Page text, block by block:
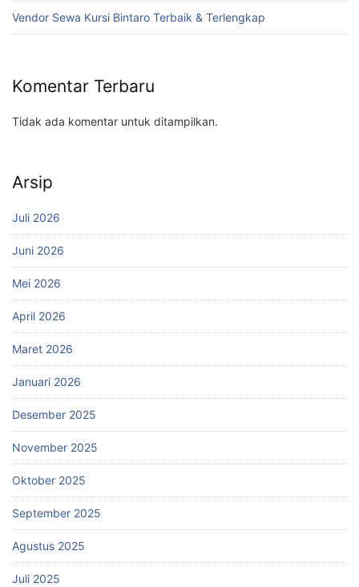
Vendor Sewa Kursi Bintaro Terbaik & Terlengkap
Komentar Terbaru
Tidak ada komentar untuk ditampilkan.
Arsip
Juli 2026
Juni 2026
Mei 2026
April 2026
Maret 2026
Januari 2026
Desember 2025
November 2025
Oktober 2025
September 2025
Agustus 2025
Juli 2025